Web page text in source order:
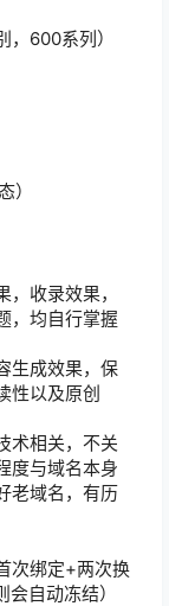
600系列）
）
收录效果，
，均自行掌握
生成效果，保
性以及原创
术相关，不关
度与域名本身
老域名，有历
次绑定+两次换
自动冻结）